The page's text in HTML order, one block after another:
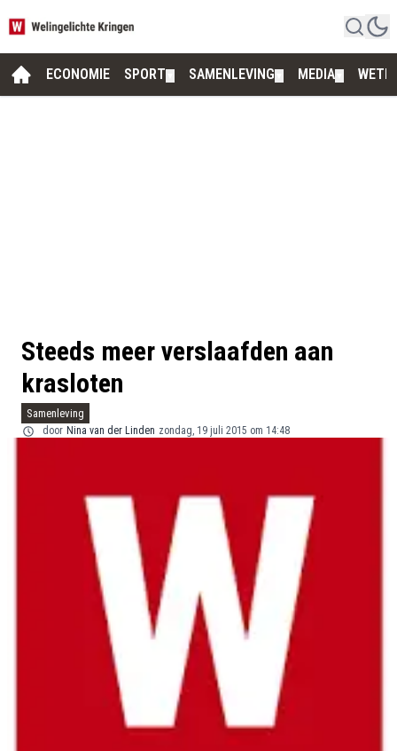
ECONOMIE SPORT SAMENLEVING MEDIA
Steeds meer verslaafden aan
krasloten
Samenleving
door Nina van der Linden zondag, 19 juli 2015 om 14:48